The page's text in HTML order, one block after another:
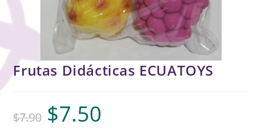
Frutas Didácticas ECUATOYS
$7.90 $7.50